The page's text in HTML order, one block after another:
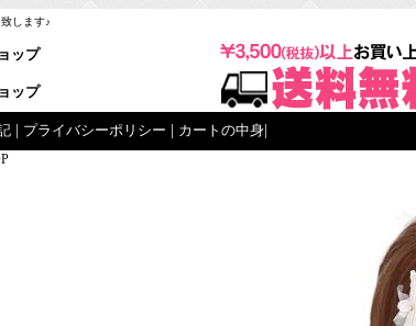
します♪
ップ
ップ
プライバシーポリシー カートの中身|